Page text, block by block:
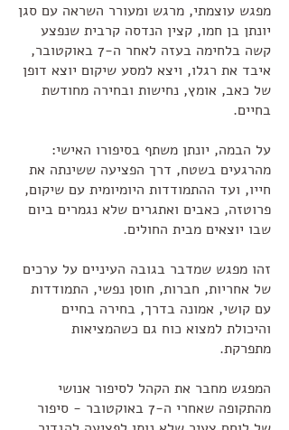
מפגש עוצמתי, מרגש ומעורר השראה עם סגן
יונתן בן חמו, קצין הנדסה קרבית שנפצע
קשה בלחימה בעזה לאחר ה-7 באוקטובר,
איבד את רגלו, ויצא למסע שיקום יוצא דופן
של כאב, אומץ, נחישות ובחירה מחודשת
בחיים.
על הבמה, יונתן משתף בסיפורו האישי:
מהרגעים בשטח, דרך הפציעה ששינתה את
חייו, ועד ההתמודדות היומיומית עם שיקום,
פרוטזה, כאבים ואתגרים שלא נגמרים ביום
שבו יוצאים מבית החולים.
זהו מפגש שמדבר בגובה העיניים על ערכים
של אחריות, חברות, חוסן נפשי, התמודדות
עם קושי, אמונה בדרך, בחירה בחיים
והיכולת למצוא כוח גם כשהמציאות
מתפרקת.
המפגש מחבר את הקהל לסיפור אנושי
מהתקופה שאחרי ה-7 באוקטובר - סיפור